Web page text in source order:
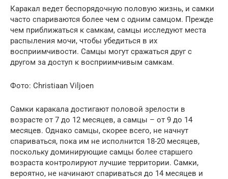
Каракал ведет беспорядочную половую жизнь, и самки
часто спариваются более чем с одним самцом. Прежде
чем приближаться к самкам, самцы исследуют места
распыления мочи, чтобы убедиться в их
восприимчивости. Самцы могут сражаться друг с
другом за доступ к восприимчивым самкам.
Фото: Christiaan Viljoen
Самки каракала достигают половой зрелости в
возрасте от 7 до 12 месяцев, а самцы – от 9 до 14
месяцев. Однако самцы, скорее всего, не начнут
спариваться, пока им не исполнится 18-20 месяцев,
поскольку доминирующие самцы более старшего
возраста контролируют лучшие территории. Самки,
вероятно, не начинают спариваться до 14 месяцев и